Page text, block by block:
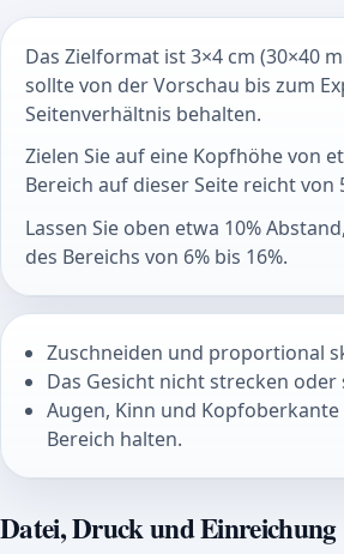
Das Zielformat ist 3×4 cm (30×40
sollte von der Vorschau bis zum
Seitenverhältnis behalten.
Zielen Sie auf eine Kopfhöhe von
Bereich auf dieser Seite reicht von
Lassen Sie oben etwa 10%
des Bereichs von 6% bis 16%.
Zuschneiden und proportional
Das Gesicht nicht strecken oder
Augen, Kinn und
Bereich halten.
Datei, Druck und Einreichung